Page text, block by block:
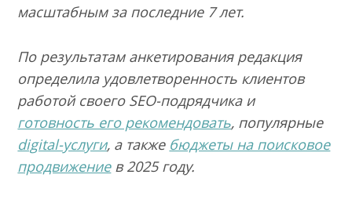
масштабным за последние 7 лет.
По результатам анкетирования редакция
определила удовлетворенность клиентов
работой своего SEO-подрядчика и
готовность его рекомендовать, популярные
digital-услуги, а также бюджеты на поисковое
продвижениев 2025 году.